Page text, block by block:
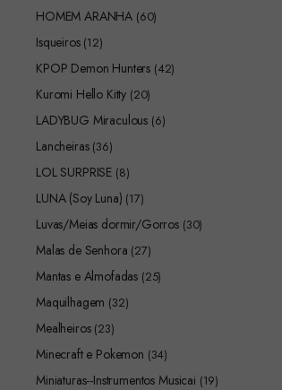
HOMEM ARANHA (60)
Isqueiros (12)
KPOP Demon Hunters (42)
Kuromi Hello Kitty (20)
LADYBUG Miraculous (6)
Lancheiras (36)
LOL SURPRISE (8)
LUNA (Soy Luna) (17)
Luvas/Meias dormir/Gorros (30)
Malas de Senhora (27)
Mantas e Almofadas (25)
Maquilhagem (32)
Mealheiros (23)
Minecraft e Pokemon (34)
Miniaturas--Instrumentos Musicai (19)